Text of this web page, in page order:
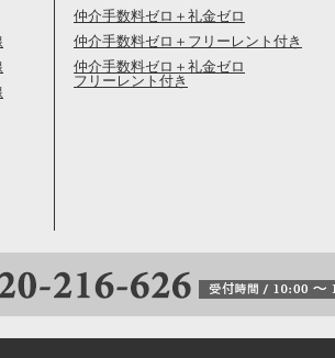
仲介手数料ゼロ＋礼金ゼロ
仲介手数料ゼロ＋フリーレント付き
仲介手数料ゼロ＋礼金ゼロ
フリーレント付き